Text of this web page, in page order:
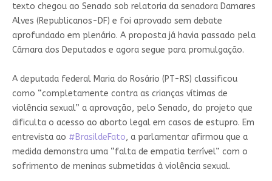
texto chegou ao Senado sob relatoria da senadora Damares
Alves (Republicanos-DF) e foi aprovado sem debate
aprofundado em plenário. A proposta já havia passado pela
Câmara dos Deputados e agora segue para promulgação.
A deputada federal Maria do Rosário (PT-RS) classificou
como “completamente contra as crianças vítimas de
violência sexual” a aprovação, pelo Senado, do projeto que
dificulta o acesso ao aborto legal em casos de estupro. Em
entrevista ao #BrasildeFato, a parlamentar afirmou que a
medida demonstra uma “falta de empatia terrível” com o
sofrimento de meninas submetidas à violência sexual.